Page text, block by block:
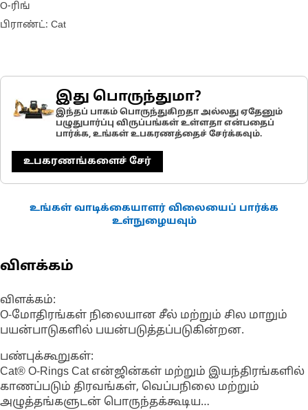
O-ரிங்
பிராண்ட்: Cat
இது பொருந்துமா?
இந்தப் பாகம் பொருந்துகிறதா அல்லது ஏதேனும்
பழுதுபார்ப்பு விருப்பங்கள் உள்ளதா என்பதைப்
பார்க்க, உங்கள் உபகரணத்தைச் சேர்க்கவும்.
உபகரணங்களைச் சேர்
உங்கள் வாடிக்கையாளர் விலையைப் பார்க்க
உள்நுழையவும்
விளக்கம்
விளக்கம்:
O-மோதிரங்கள் நிலையான சீல் மற்றும் சில மாறும்
பயன்பாடுகளில் பயன்படுத்தப்படுகின்றன.
பண்புக்கூறுகள்:
Cat® O-Rings Cat என்ஜின்கள் மற்றும் இயந்திரங்களில்
காணப்படும் திரவங்கள், வெப்பநிலை மற்றும்
அழுத்தங்களுடன் பொருந்தக்கூடிய